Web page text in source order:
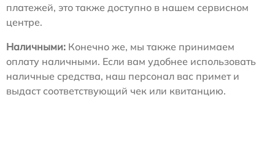
платежей, это также доступно в нашем сервисном
центре.
Наличными: Конечно же, мы также принимаем
оплату наличными. Если вам удобнее использовать
наличные средства, наш персонал вас примет и
выдаст соответствующий чек или квитанцию.